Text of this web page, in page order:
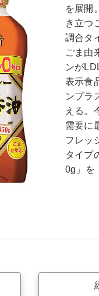
を展開
き立つ
調合タ
ごま由
ンが
表示食
ンプラ
える。
需要に
フレッ
タイプ
0g」を